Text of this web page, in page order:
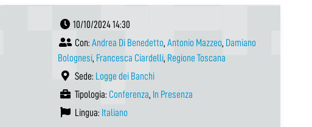
10/10/2024 14:30
Con: Andrea Di Benedetto, Antonio Mazzeo, Damiano
Bolognesi, Francesca Ciardelli, Regione Toscana
Sede: Logge dei Banchi
Tipologia: Conferenza, In Presenza
Lingua: Italiano